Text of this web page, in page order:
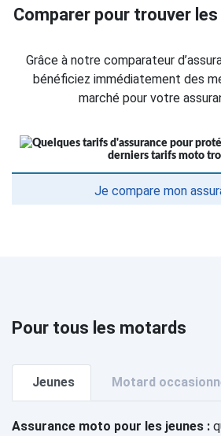
Comparer pour trouver
Grâce à notre comparateur
bénéficiez immédiatement des
marché pour votre
derniers tarifs moto
Je compare mon
Pour tous les motards
Jeunes Motard
Assurance moto pour les jeunes :